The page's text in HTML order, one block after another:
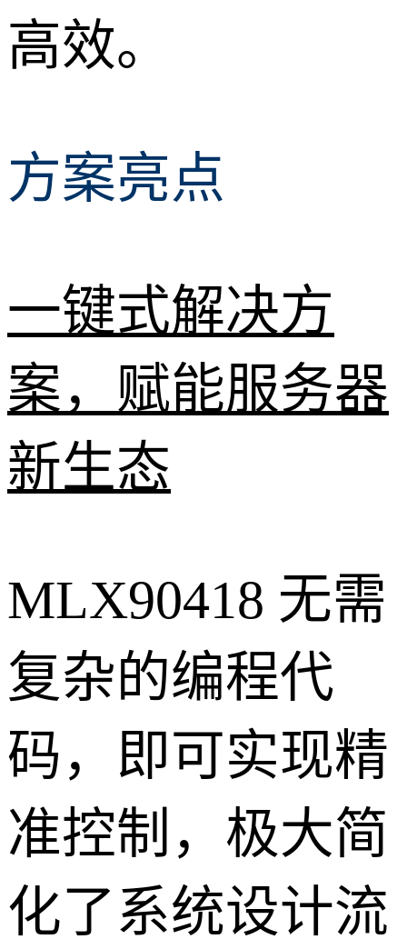
高效。
方案亮点
一键式解决方
案，赋能服务器
新生态
MLX90418 无需
复杂的编程代
码，即可实现精
准控制，极大简
化了系统设计流